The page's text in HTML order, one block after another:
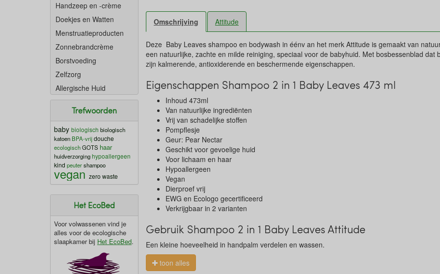
Handzeep en -crème
Doekjes en Watten
Menstruatieproducten
Zonnebrandcrème
Borstvoeding
Zelfzorg
Allergische Huid
Trefwoorden
baby biologisch biologisch
katoen BPA-vrijdouche
ecologischGOTS haar
huidverzorginghypoallergeen
kind peutershampoo
vegan zero waste
Het EcoBed
Voor volwassenen vind je
alles voor de ecologische
slaapkamer bij Het EcoBed.
Omschrijving Attitude
Deze Baby Leaves shampoo en bodywash in éénv an het merk Attitude is gemaakt van
een natuurlijke, zachte en milde reiniging, speciaal voor de babyhuid. Met bosbessenblad dat
zijn kalmerende, antioxiderende en beschermende eigenschappen.
Eigenschappen Shampoo 2 in 1 Baby Leaves 473 ml
Inhoud 473ml
Van natuurlijke ingrediënten
Vrij van schadelijke stoffen
Pompflesje
Geur: Pear Nectar
Geschikt voor gevoelige huid
Voor lichaam en haar
Hypoallergeen
Vegan
Dierproef vrij
EWG en Ecologo gecertificeerd
Verkrijgbaar in 2 varianten
Gebruik Shampoo 2 in 1 Baby Leaves Attitude
Een kleine hoeveelheid in handpalm verdelen en wassen.
toon alles